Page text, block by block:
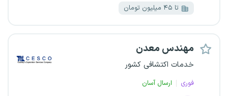
تا ۴۵ میلیون تومان
مهندس معدن
خدمات اکتشافی کشور
فوری
ارسال آسان